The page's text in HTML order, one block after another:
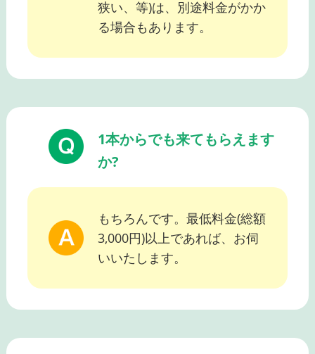
狭い、等)は、別途料金がかか
る場合もあります。
1本からでも来てもらえます
か?
もちろんです。最低料金(総額
3,000円)以上であれば、お伺
いいたします。